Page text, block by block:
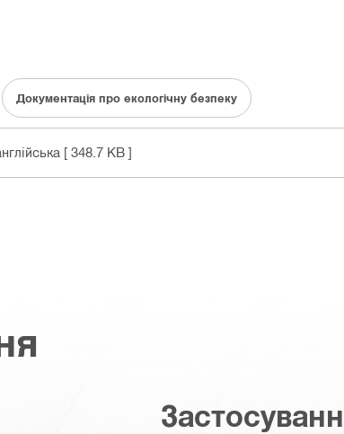
Документація про екологічну безпеку
[ 348.7 KB ]